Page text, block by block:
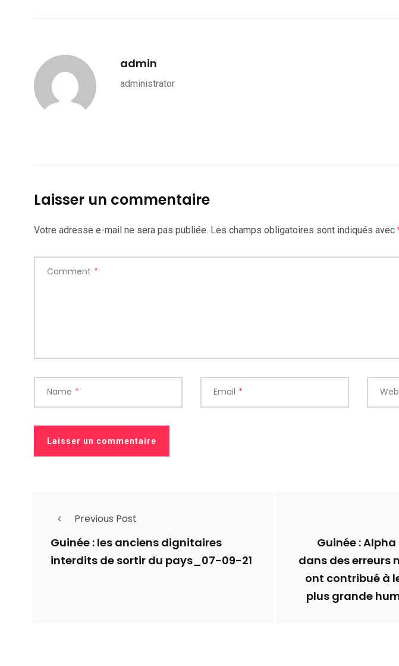
admin
administrator
Laisser un commentaire
Votre adresse e-mail ne sera pas publiée. Les champs obligatoires sont indiqués avec
Comment *
Name * Email *
Previous Post
Guinée : les anciens dignitaires
interdits de sortir du pays_07-09-21
Guinée :
dans des erreurs
ont contribué à
plus grande